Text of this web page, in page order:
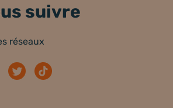
suivre
réseaux